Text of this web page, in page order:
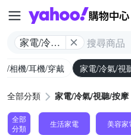
家電/冷氣/
/相機/耳機/穿戴 家電/冷氣/視
全部分類 家電/冷氣/視聽/按摩
全部
分類
生活家電 美容家